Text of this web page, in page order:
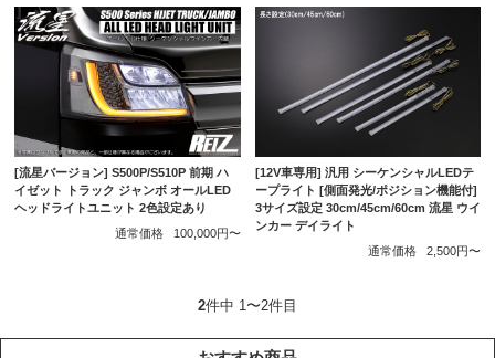
[流星バージョン] S500P/S510P 前期 ハ
イゼット トラック ジャンボ オールLED
ヘッドライトユニット 2色設定あり
通常価格
100,000円〜
[12V車専用] 汎用 シーケンシャルLEDテ
ープライト [側面発光/ポジション機能付]
3サイズ設定 30cm/45cm/60cm 流星 ウイ
ンカー デイライト
通常価格
2,500円〜
2件中 1〜2件目